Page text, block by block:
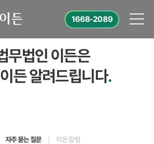
1668-2089
무법인 이든은
든 알려드립니다.
자주 묻는 질문 이든 칼럼